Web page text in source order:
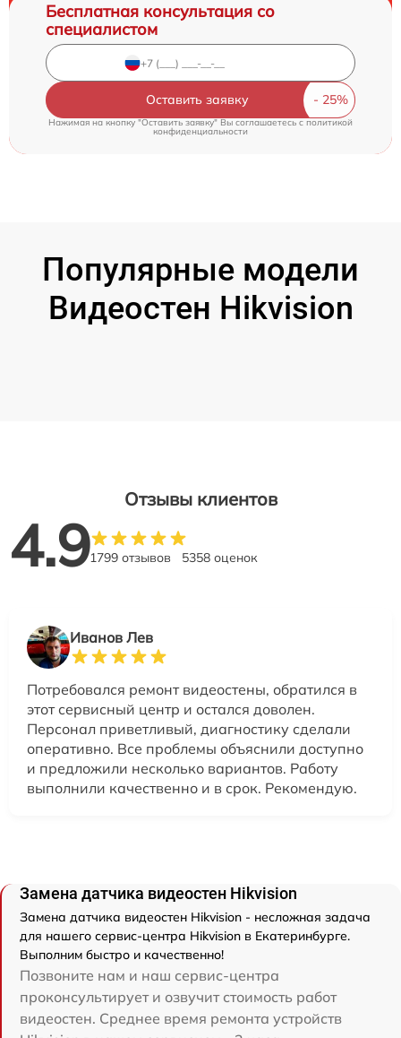
Бесплатная консультация со
специалистом
Оставить заявку
Нажимая на кнопку "Оставить заявку" Вы соглашаетесь c политикой
конфиденциальности
Популярные модели
Видеостен Hikvision
Отзывы клиентов
4.91799 отзывов 5358 оценок
Иванов Лев
Потребовался ремонт видеостены, обратился в
этот сервисный центр и остался доволен.
Персонал приветливый, диагностику сделали
оперативно. Все проблемы объяснили доступно
и предложили несколько вариантов. Работу
выполнили качественно и в срок. Рекомендую.
Замена датчика видеостен Hikvision
Замена датчика видеостен Hikvision - несложная задача
для нашего сервис-центра Hikvision в Екатеринбурге.
Выполним быстро и качественно!
Позвоните нам и наш сервис-центра
проконсультирует и озвучит стоимость работ
видеостен. Среднее время ремонта устройств